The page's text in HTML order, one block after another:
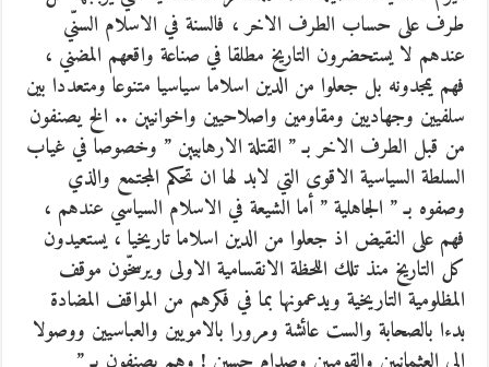
طرف على حساب الطرف الاخر ، فالسنة في الاسلام السنّي
عندهم لا يستحضرون التاريخ مطلقا في صناعة واقعهم المضني ،
فهم يمجدونه بل جعلوا من الدين اسلاما سياسيا متنوعا ومتعددا بين
سلفيين وجهاديين ومقاومين واصلاحيين واخوانيين .. الخ يصنفون
من قبل الطرف الاخر بـ ” القتلة الارهابيين ” وخصوصا في غياب
السلطة السياسية الاقوى التي لابد لها ان تحكم المجتمع والذي
وصفوه بـ ” الجاهلية ” أما الشيعة في الاسلام السياسي عندهم ،
فهم على النقيض اذ جعلوا من الدين اسلاما تاريخيا ، يستعيدون
كل التاريخ منذ تلك اللحظة الانقسامية الاولى ويرسخّون موقف
المظلومية التاريخية ويدعمونها بما في فكرهم من المواقف المضادة
بدءا بالصحابة والست عائشة ومرورا بالامويين والعباسيين ووصولا